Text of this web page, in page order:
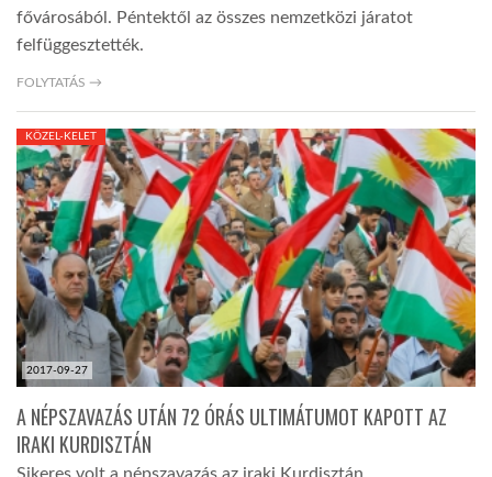
DOBRAVERO.HU
LATIMO.HU
GLOBOBOOK
fővárosából. Péntektől az összes nemzetközi járatot
felfüggesztették.
FOLYTATÁS →
2017-09-27
KÖZEL-KELET
A NÉPSZAVAZÁS UTÁN 72 ÓRÁS ULTIMÁTUMOT KAPOTT AZ
IRAKI KURDISZTÁN